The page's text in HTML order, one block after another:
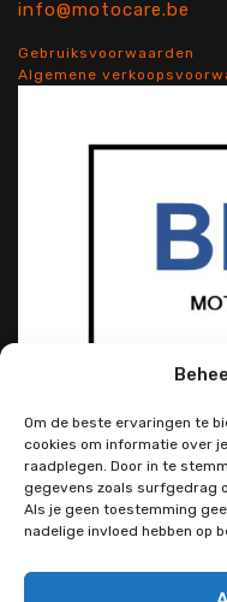
Om de beste ervaringen te
cookies om informatie over
raadplegen. Door in te
gegevens zoals surfgedrag
Als je geen toestemming
nadelige invloed hebben op
info@motocare.be
Gebruiksvoorwaarden
Algemene